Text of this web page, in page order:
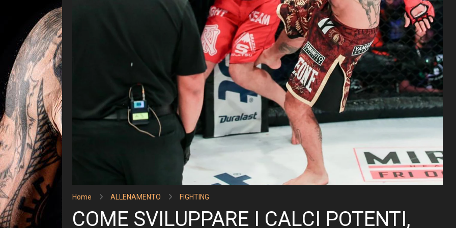
Home ALLENAMENTO FIGHTING
COME SVILUPPARE I CALCI POTENTI,